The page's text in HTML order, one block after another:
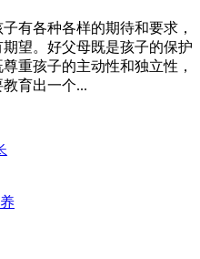
有各种各样的期待和要求，
望。好父母既是孩子的保护
重孩子的主动性和独立性，
育出一个...